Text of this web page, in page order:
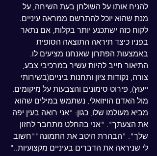
להניח אותו על השולחן בעת השיחה, על
מנת שהוא יוכל להתרשם ממראה עיניים.
לקוח כזה ישתכנע יותר בקלות, אם נתאר
בפניו כיצד תיראה התוצאה הסופית
באמצעות הפתרון שאנחנו מציעים לו.
התיאור חייב להיות עשיר במרכיבי צבע,
צורה, נקודות ציון ותחנות ביניים(בשירותי
ייעוץ), פירוט סימונים והצבעות על מיקומים.
מול האדם הויזואלי, נשתמש במילים שהוא
מביא מעולמו שלו, כגון: "אני רואה בעין יפה
את הצעתך". "אני בהחלט מתחבר לחזון
שלך". "הבהרת היטב את התמונה""חשוב
לי שניראה את הדברים בעיניים מקצועיות.."